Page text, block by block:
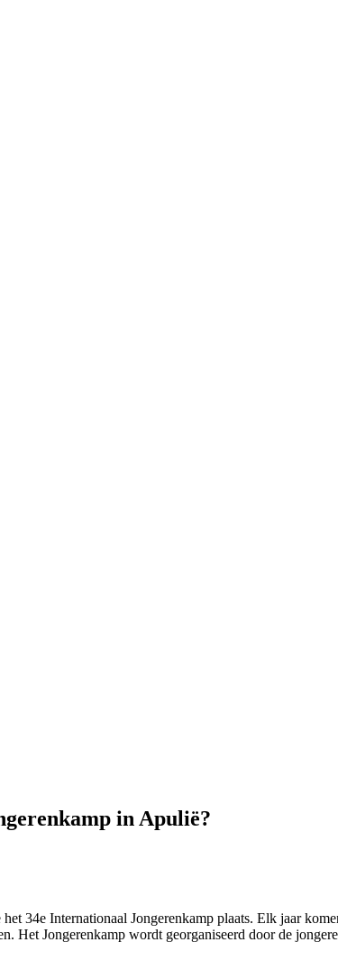
in Apulië?
34e Internationaal Jongerenkamp plaats. Elk jaar
Het Jongerenkamp wordt georganiseerd door de